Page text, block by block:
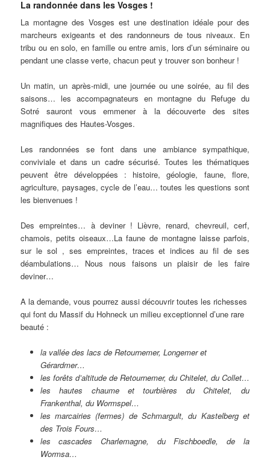
La randonnée dans les Vosges !
La montagne des Vosges est une destination idéale pour des
marcheurs exigeants et des randonneurs de tous niveaux. En
tribu ou en solo, en famille ou entre amis, lors d’un séminaire ou
pendant une classe verte, chacun peut y trouver son bonheur !
Un matin, un après-midi, une journée ou une soirée, au fil des
saisons… les accompagnateurs en montagne du Refuge du
Sotré sauront vous emmener à la découverte des sites
magnifiques des Hautes-Vosges.
Les randonnées se font dans une ambiance sympathique,
conviviale et dans un cadre sécurisé. Toutes les thématiques
peuvent être développées : histoire, géologie, faune, flore,
agriculture, paysages, cycle de l’eau… toutes les questions sont
les bienvenues !
Des empreintes… à deviner ! Lièvre, renard, chevreuil, cerf,
chamois, petits oiseaux…La faune de montagne laisse parfois,
sur le sol , ses empreintes, traces et indices au fil de ses
déambulations… Nous nous faisons un plaisir de les faire
deviner…
A la demande, vous pourrez aussi découvrir toutes les richesses
qui font du Massif du Hohneck un milieu exceptionnel d’une rare
beauté :
la vallée des lacs de Retournemer, Longemer et
Gérardmer…
les forêts d’altitude de Retournemer, du Chitelet, du Collet…
les hautes chaume et tourbières du Chitelet, du
Frankenthal, du Wormspel…
les marcairies (fermes) de Schmargult, du Kastelberg et
des Trois Fours…
les cascades Charlemagne, du Fischboedle, de la
Wormsa…